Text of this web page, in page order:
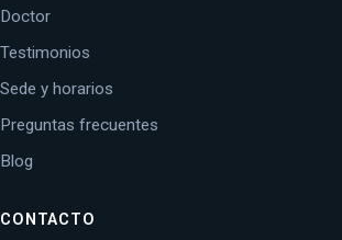
Doctor
Testimonios
Sede y horarios
Preguntas frecuentes
Blog
CONTACTO